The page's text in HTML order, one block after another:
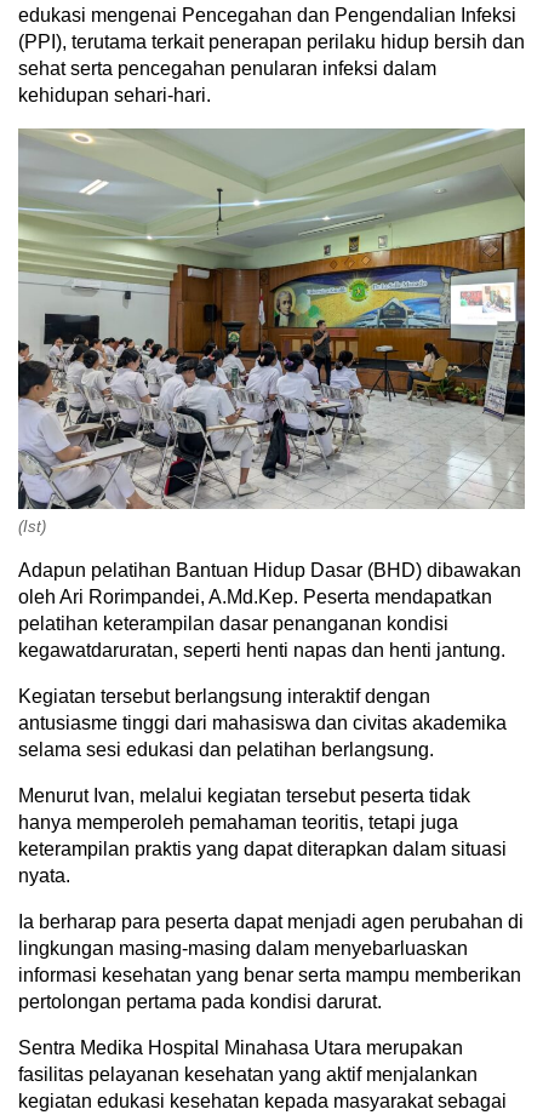
edukasi mengenai Pencegahan dan Pengendalian Infeksi
(PPI), terutama terkait penerapan perilaku hidup bersih dan
sehat serta pencegahan penularan infeksi dalam
kehidupan sehari-hari.
(Ist)
Adapun pelatihan Bantuan Hidup Dasar (BHD) dibawakan
oleh Ari Rorimpandei, A.Md.Kep. Peserta mendapatkan
pelatihan keterampilan dasar penanganan kondisi
kegawatdaruratan, seperti henti napas dan henti jantung.
Kegiatan tersebut berlangsung interaktif dengan
antusiasme tinggi dari mahasiswa dan civitas akademika
selama sesi edukasi dan pelatihan berlangsung.
Menurut Ivan, melalui kegiatan tersebut peserta tidak
hanya memperoleh pemahaman teoritis, tetapi juga
keterampilan praktis yang dapat diterapkan dalam situasi
nyata.
Ia berharap para peserta dapat menjadi agen perubahan di
lingkungan masing-masing dalam menyebarluaskan
informasi kesehatan yang benar serta mampu memberikan
pertolongan pertama pada kondisi darurat.
Sentra Medika Hospital Minahasa Utara merupakan
fasilitas pelayanan kesehatan yang aktif menjalankan
kegiatan edukasi kesehatan kepada masyarakat sebagai